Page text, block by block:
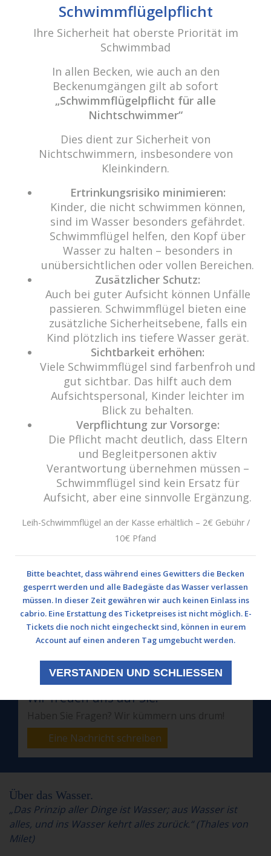
nisi molestias corporis, excepturi inventore amet
laboriosam aliquid expedita et iure quidem deleniti nostrum
quisquam cupiditate, laudantium ad praesentium
recusandae? Ad ipsum obcaecati rem vitae, odit ut dicta,
omnis aliquam quas. Dignissimos adipisci earum modi
eum possimus consequatur, quod non, sed facilis ducimus
fugit! Repellendus optio ullam voluptas voluptate
praesentium tempora, nesciunt non distinctio. Dolorum
amet consequuntur, iusto fugiat! Quibusdam tenetur
delectus nam aliquam dolores esse iusto error nostrum
Zum Kalender
hinzufügen
2. Juni 2017
18:00 - 23:00
Veranstaltung Navigation
Spiel und Spaß
cabrio Senden - das Bad
Bulderner Str. 15
48308 Senden
Tel.: 0049 (0) 2597 - 93 918 -10
Fax: 0049 (0) 2597 - 93 918 -29
E-Mail:info@cabriosenden.de
Internet:www.cabriosenden.de
Wir freuen uns auf Sie!
Eine Nachricht schreiben
Über das Wasser.
„Das Prinzip aller Dinge ist Wasser; aus Wasser ist
alles, und ins Wasser kehrt alles zurück.“ (Thales von
Milet)
Schwimmflügelpflicht
Ihre Sicherheit hat oberste Priorität im
Schwimmbad
In allen Becken, wie auch an den
Beckenumgängen gilt ab sofort
„Schwimmflügelpflicht für alle
Nichtschwimmer“
Dies dient zur Sicherheit von
Nichtschwimmern, insbesondere von
Kleinkindern.
Ertrinkungsrisiko minimieren:
Kinder, die nicht schwimmen können,
sind im Wasser besonders gefährdet.
Schwimmflügel helfen, den Kopf über
Wasser zu halten – besonders in
unübersichtlichen oder vollen Bereichen.
Zusätzlicher Schutz:
Auch bei guter Aufsicht können Unfälle
passieren. Schwimmflügel bieten eine
zusätzliche Sicherheitsebene, falls ein
Kind plötzlich ins tiefere Wasser gerät.
Sichtbarkeit erhöhen:
Viele Schwimmflügel sind farbenfroh und
gut sichtbar. Das hilft auch dem
Aufsichtspersonal, Kinder leichter im
Blick zu behalten.
Verpflichtung zur Vorsorge:
Die Pflicht macht deutlich, dass Eltern
und Begleitpersonen aktiv
Verantwortung übernehmen müssen –
Schwimmflügel sind kein Ersatz für
Aufsicht, aber eine sinnvolle Ergänzung.
Leih-Schwimmflügel an der Kasse erhältlich – 2€ Gebühr /
10€ Pfand
Bitte beachtet, dass während eines Gewitters die Becken
gesperrt werden und alle Badegäste das Wasser verlassen
müssen. In dieser Zeit gewähren wir auch keinen Einlass ins
cabrio. Eine Erstattung des Ticketpreises ist nicht möglich. E-
Tickets die noch nicht eingecheckt sind, können in eurem
Account auf einen anderen Tag umgebucht werden.
VERSTANDEN UND SCHLIESSEN